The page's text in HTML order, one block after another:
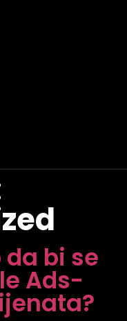
bi se
Ads-